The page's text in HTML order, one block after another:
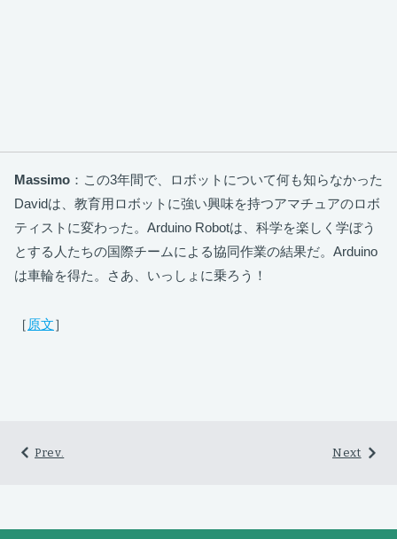
Massimo ：この3年間で、ロボットについて何も知らなかった
Davidは、教育用ロボットに強い興味を持つアマチュアのロボ
ティストに変わった。Arduino Robotは、科学を楽しく学ぼう
とする人たちの国際チームによる協同作業の結果だ。Arduino
は車輪を得た。さあ、いっしょに乗ろう！
［ 原文］
Next
Prev.